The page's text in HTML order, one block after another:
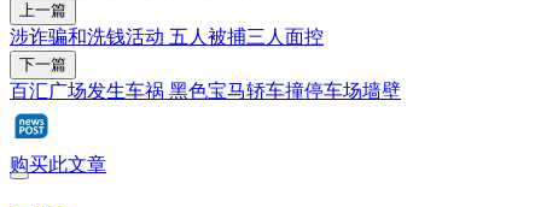
上一篇
涉诈骗和洗钱活动 五人被捕三人面控
下一篇
百汇广场发生车祸 黑色宝马轿车撞停车场墙壁
购买此文章